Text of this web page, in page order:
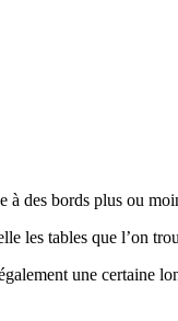
des bords plus ou
les tables que l’on
une certaine